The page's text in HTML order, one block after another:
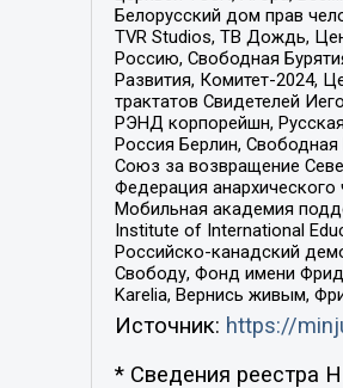
Белорусский дом прав
TVR Studios, ТВ Дождь,
Россию, Свободная
Развития, Комитет-2024,
трактатов Свидетелей
РЭНД корпорейшн,
Россия Берлин,
Союз за возвращение
Федерация
Мобильная академия
Institute of International
Российско-канадский
Свободу, Фонд имени
Karelia, Вернись живым,
Источник: https://
* Сведения реестра